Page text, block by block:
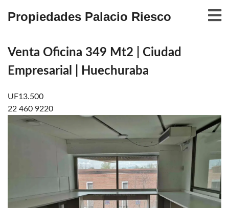
Propiedades Palacio Riesco
Venta Oficina 349 Mt2 | Ciudad
Empresarial | Huechuraba
UF13.500
22 460 9220